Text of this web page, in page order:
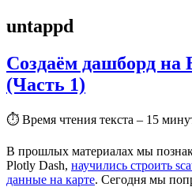
untappd
Создаём дашборд на
(Часть 1)
⏱ Время чтения текста – 15
В прошлых материалах мы
Plotly Dash, научились строить
данные на карте. Сегодня мы